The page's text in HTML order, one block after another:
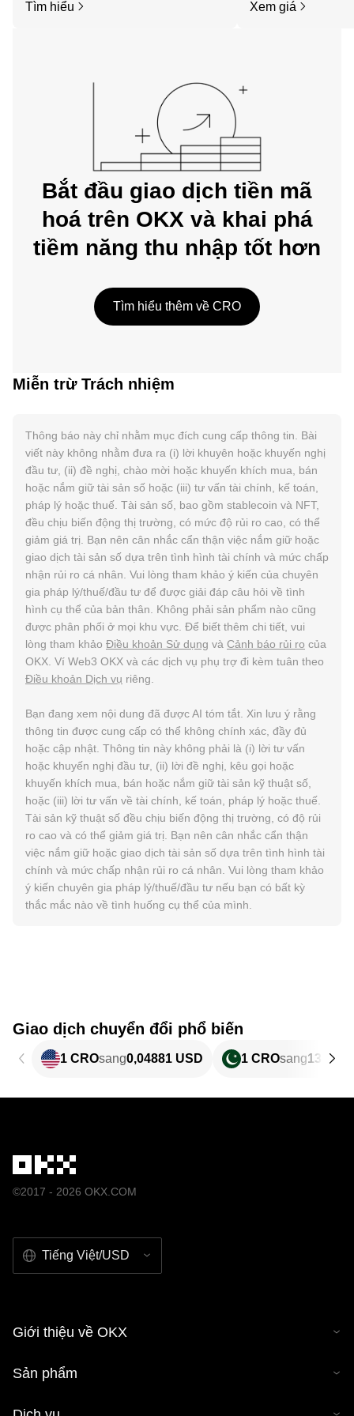
dụng di động OKX hoặc ngay tại đây
Tìm hiểu Xem giá
Bắt đầu giao dịch tiền mã
hoá trên OKX và khai phá
tiềm năng thu nhập tốt hơn
Tìm hiểu thêm về CRO
Miễn trừ Trách nhiệm
Thông báo này chỉ nhằm mục đích cung cấp thông tin. Bài
viết này không nhằm đưa ra (i) lời khuyên hoặc khuyến nghị
đầu tư, (ii) đề nghị, chào mời hoặc khuyến khích mua, bán
hoặc nắm giữ tài sản số hoặc (iii) tư vấn tài chính, kế toán,
pháp lý hoặc thuế. Tài sản số, bao gồm stablecoin và NFT,
đều chịu biến động thị trường, có mức độ rủi ro cao, có thể
giảm giá trị. Bạn nên cân nhắc cẩn thận việc nắm giữ hoặc
giao dịch tài sản số dựa trên tình hình tài chính và mức chấp
nhận rủi ro cá nhân. Vui lòng tham khảo ý kiến của chuyên
gia pháp lý/thuế/đầu tư để được giải đáp câu hỏi về tình
hình cụ thể của bản thân. Không phải sản phẩm nào cũng
được phân phối ở mọi khu vực. Để biết thêm chi tiết, vui
lòng tham khảo Điều khoản Sử dụng và Cảnh báo rủi ro của
OKX. Ví Web3 OKX và các dịch vụ phụ trợ đi kèm tuân theo
Điều khoản Dịch vụ riêng.
Bạn đang xem nội dung đã được AI tóm tắt. Xin lưu ý rằng
thông tin được cung cấp có thể không chính xác, đầy đủ
hoặc cập nhật. Thông tin này không phải là (i) lời tư vấn
hoặc khuyến nghị đầu tư, (ii) lời đề nghị, kêu gọi hoặc
khuyến khích mua, bán hoặc nắm giữ tài sản kỹ thuật số,
hoặc (iii) lời tư vấn về tài chính, kế toán, pháp lý hoặc thuế.
Tài sản kỹ thuật số đều chịu biến động thị trường, có độ rủi
ro cao và có thể giảm giá trị. Bạn nên cân nhắc cẩn thận
việc nắm giữ hoặc giao dịch tài sản số dựa trên tình hình tài
chính và mức chấp nhận rủi ro cá nhân. Vui lòng tham khảo
ý kiến chuyên gia pháp lý/thuế/đầu tư nếu bạn có bất kỳ
thắc mắc nào về tình huống cụ thể của mình.
Giao dịch chuyển đổi phổ biến
1 CROsang0,04881 USD 1 CROsang13,56
©2017 - 2026 OKX.COM
Tiếng Việt/USD
Giới thiệu về OKX
Sản phẩm